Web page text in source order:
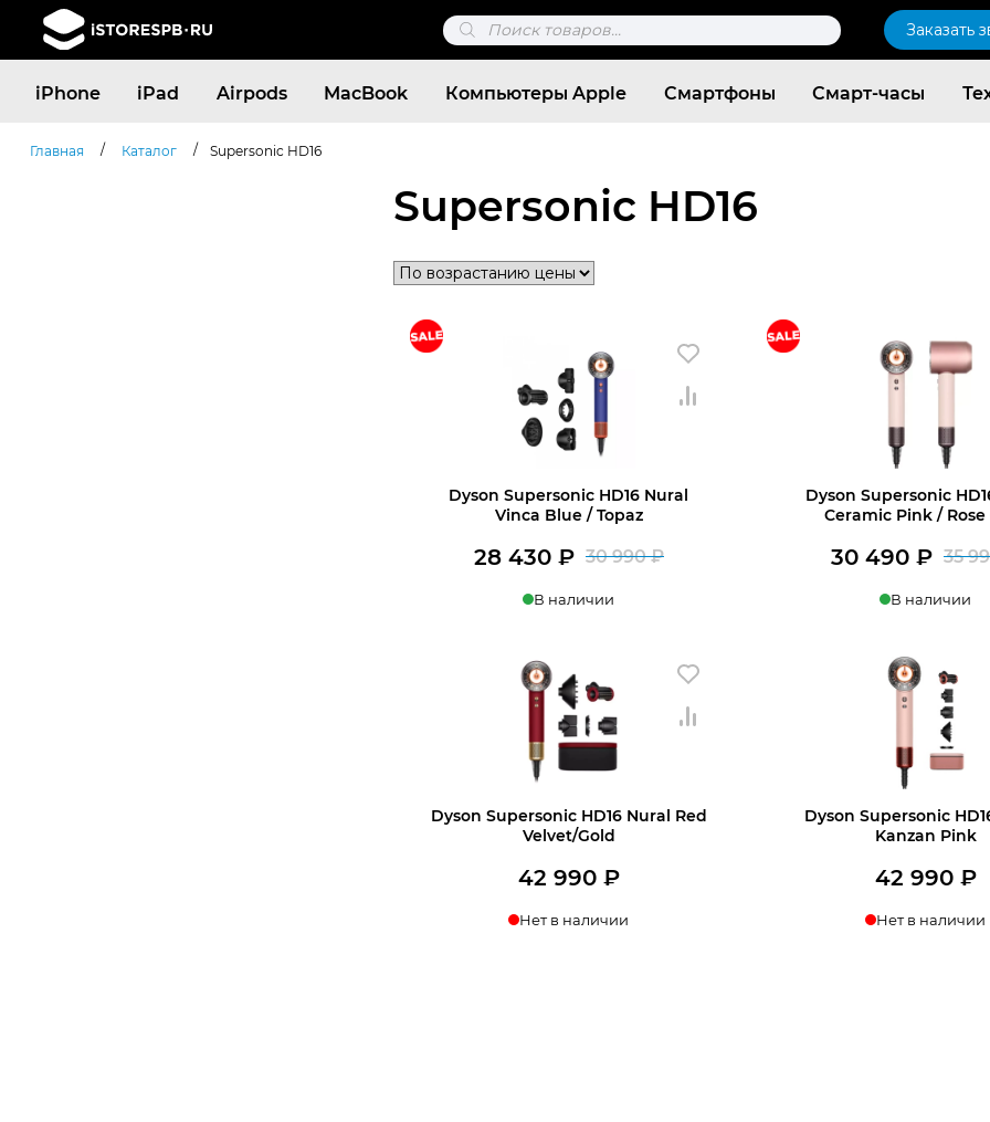
Поиск
товаров
Заказать
iPhone iPad Airpods MacBook Компьютеры Apple Смартфоны Смарт-часы
Поиск
товаров
Главная / Каталог / Supersonic HD16
Supersonic HD16
Dyson Supersonic HD16 Nural
Vinca Blue / Topaz
30 990₽
Первоначальная
30
990 ₽.
28 430 ₽
430 ₽.
В наличии
Dyson Supersonic
Ceramic Pink / Rose
35
30 490₽
В наличии
Dyson Supersonic HD16 Nural Red
Velvet/Gold
42 990 ₽
Нет в наличии
Dyson Supersonic
Kanzan Pink
42 990 ₽
Нет в наличии
Согласен c политикой конфиденциальности
(c 10:00 до 21:00, без выходных)